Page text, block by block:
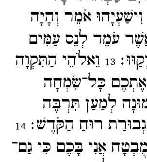
וִישַׁעְיָהוּ אֹמֵר וְהָיָה
עֹמֵד לְנֵס עַמִּים
13 וֵאלֹהֵי הַתִּקְוָה
כָּל־​שִׂמְחָה
לְמַעַן תִּרְבֶּה
רוּחַ הַקֹּדֶשׁ׃14
אֲנִי בָּכֶם כִּי גַם־​